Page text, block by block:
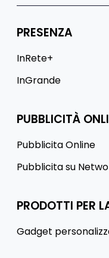
PRESENZA
InRete+
InGrande
PUBBLICITÀ
Pubblicita Online
Pubblicita su
PRODOTTI PER
Gadget